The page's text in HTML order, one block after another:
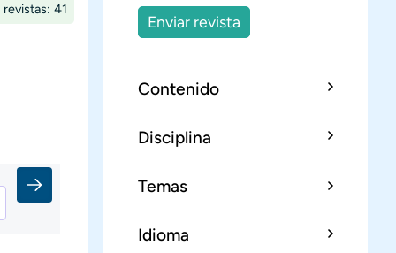
revistas: 41
Enviar revista
Contenido
Disciplina
Temas
Idioma